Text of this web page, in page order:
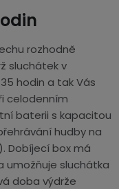
rozhodně
sluchátek v
hodin a tak Vás
celodenním
baterii s kapacitou
hudby na
Dobíjecí box má
umožňuje sluchátka
doba výdrže